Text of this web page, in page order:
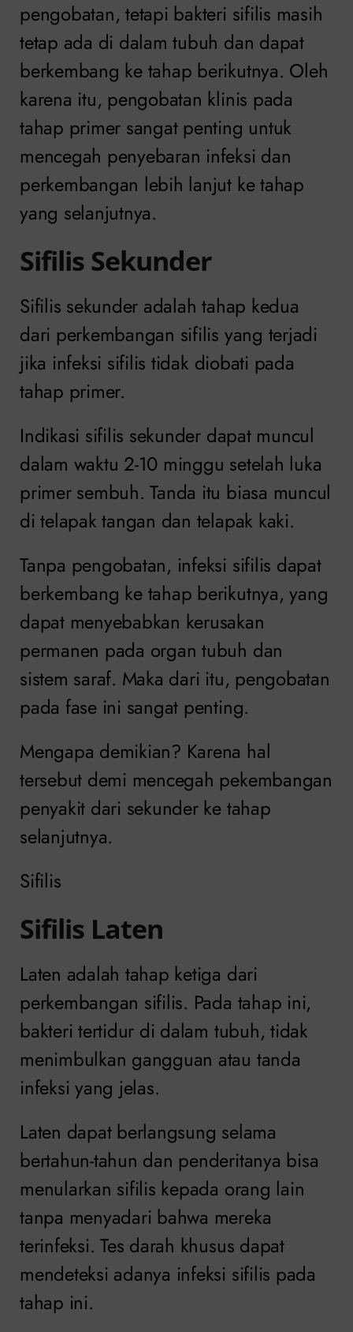
pengobatan, tetapi bakteri sifilis masih
tetap ada di dalam tubuh dan dapat
berkembang ke tahap berikutnya. Oleh
karena itu, pengobatan klinis pada
tahap primer sangat penting untuk
mencegah penyebaran infeksi dan
perkembangan lebih lanjut ke tahap
yang selanjutnya.
Sifilis Sekunder
Sifilis sekunder adalah tahap kedua
dari perkembangan sifilis yang terjadi
jika infeksi sifilis tidak diobati pada
tahap primer.
Indikasi sifilis sekunder dapat muncul
dalam waktu 2-10 minggu setelah luka
primer sembuh. Tanda itu biasa muncul
di telapak tangan dan telapak kaki.
Tanpa pengobatan, infeksi sifilis dapat
berkembang ke tahap berikutnya, yang
dapat menyebabkan kerusakan
permanen pada organ tubuh dan
sistem saraf. Maka dari itu, pengobatan
pada fase ini sangat penting.
Mengapa demikian? Karena hal
tersebut demi mencegah pekembangan
penyakit dari sekunder ke tahap
selanjutnya.
Sifilis
Sifilis Laten
Laten adalah tahap ketiga dari
perkembangan sifilis. Pada tahap ini,
bakteri tertidur di dalam tubuh, tidak
menimbulkan gangguan atau tanda
infeksi yang jelas.
Laten dapat berlangsung selama
bertahun-tahun dan penderitanya bisa
menularkan sifilis kepada orang lain
tanpa menyadari bahwa mereka
terinfeksi. Tes darah khusus dapat
mendeteksi adanya infeksi sifilis pada
tahap ini.